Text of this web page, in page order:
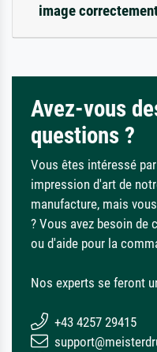
image
Avez-vous
questions ?
Vous êtes intéressé
impression d'art de
manufacture, mais
? Vous avez besoin de
ou d'aide pour la
Nos experts se feront
+43 4257 29415